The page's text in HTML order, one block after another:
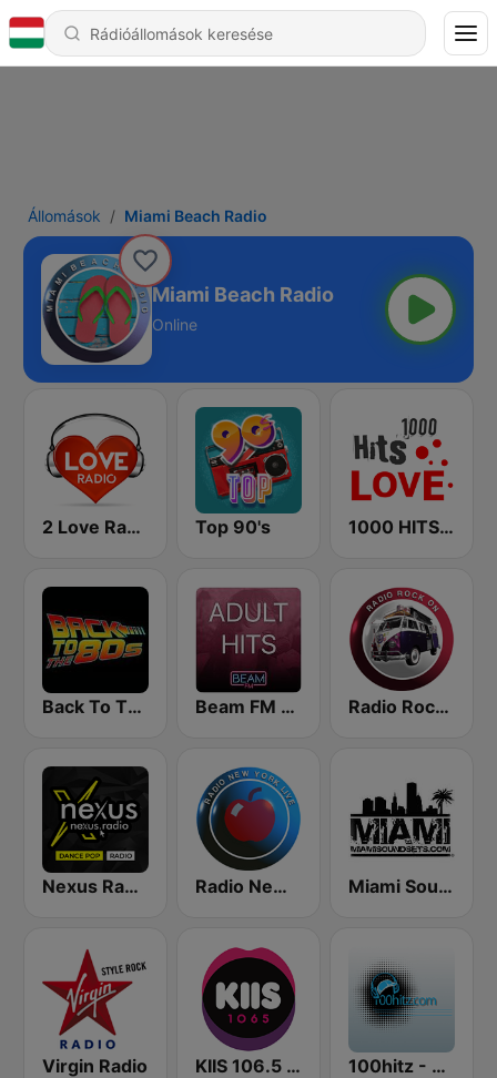
Állomások Miami Beach Radio
Miami Beach Radio
Online
2 Love Radio Top 90's 1000 HITS Love
Back To The 80's Radio Beam FM - Adult Hits Radio Rock On
Nexus Radio Dance Radio New York Live Miami SoundSets
Virgin Radio KIIS 106.5 FM 100hitz - Rock